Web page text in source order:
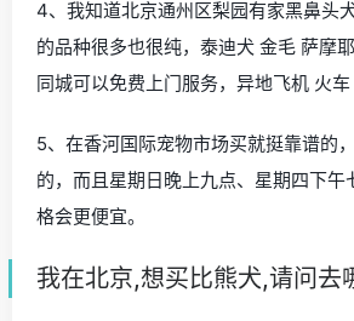
4、我知道北京通州区梨园有家黑鼻头
的品种很多也很纯，泰迪犬 金毛 萨摩
同城可以免费上门服务，异地飞机 火车
5、在香河国际宠物市场买就挺靠谱的
的，而且星期日晚上九点、星期四下午
格会更便宜。
我在北京,想买比熊犬,请问去